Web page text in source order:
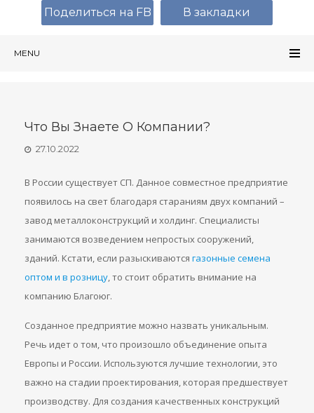
MENU
Что Вы Знаете О Компании?
27.10.2022
В России существует СП. Данное совместное предприятие
появилось на свет благодаря стараниям двух компаний –
завод металлоконструкций и холдинг. Специалисты
занимаются возведением непростых сооружений,
зданий. Кстати, если разыскиваются газонные семена
оптом и в розницу, то стоит обратить внимание на
компанию Благоюг.
Созданное предприятие можно назвать уникальным.
Речь идет о том, что произошло объединение опыта
Европы и России. Используются лучшие технологии, это
важно на стадии проектирования, которая предшествует
производству. Для создания качественных конструкций
Поделиться на FB В закладки